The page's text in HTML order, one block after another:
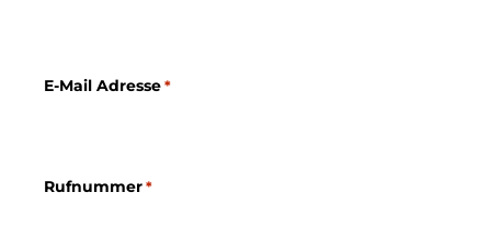
E-Mail Adresse *
Rufnummer *